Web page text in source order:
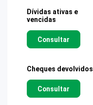
Dívidas ativas e
vencidas
Consultar
Cheques devolvidos
Consultar